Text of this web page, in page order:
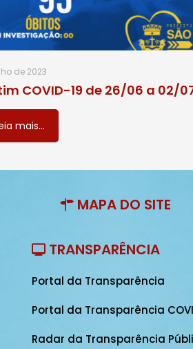
de 2023
COVID-19 de 26/06 a 02/
mais...
MAPA DO SITE
TRANSPARÊNCIA
Portal da Transparência
Portal da Transparência
Radar da Transparência